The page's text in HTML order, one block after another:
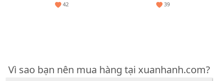
42 39
Vì sao bạn nên mua hàng tại xuanhanh.com?